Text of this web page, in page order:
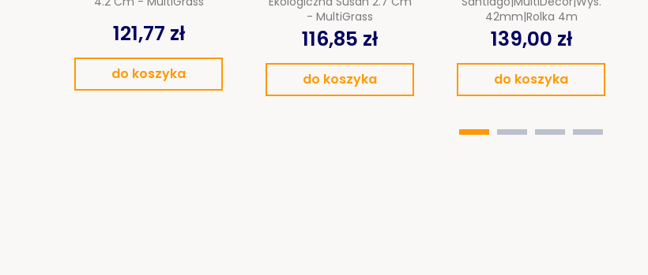
121,77 zł
do koszyka
- MultiGrass
116,85 zł
do koszyka
42mm|rolka 4m
139,00 zł
do koszyka